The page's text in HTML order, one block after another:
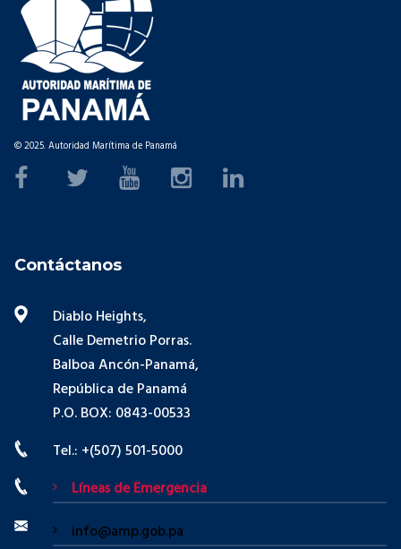
© 2025. Autoridad Marítima de Panamá
Contáctanos
Diablo Heights,
Calle Demetrio Porras.
Balboa Ancón-Panamá,
República de Panamá
P.O. BOX: 0843-00533
Tel.: +(507) 501-5000
Líneas de Emergencia
info@amp.gob.pa